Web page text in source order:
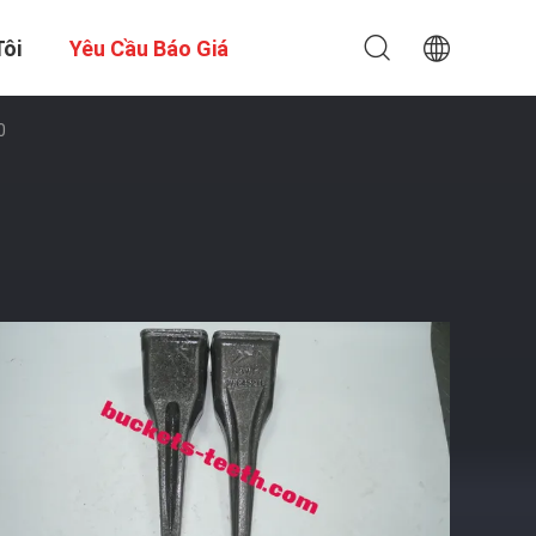
Yêu Cầu Báo Giá